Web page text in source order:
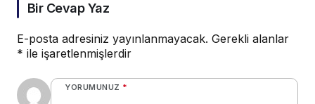
Bir Cevap Yaz
E-posta adresiniz yayınlanmayacak. Gerekli alanlar
* ile işaretlenmişlerdir
YORUMUNUZ *